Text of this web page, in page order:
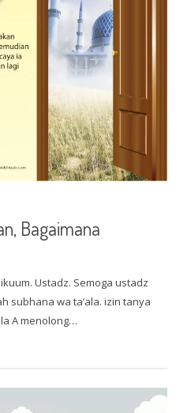
Bagaimana
Ustadz. Semoga ustadz
subhana wa ta’ala. izin tanya
A menolong…